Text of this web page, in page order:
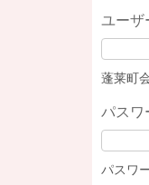
ユーザ
蓬莱町
パスワ
パスワ